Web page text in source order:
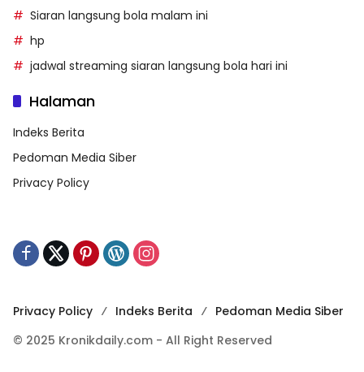
Siaran langsung bola malam ini
hp
jadwal streaming siaran langsung bola hari ini
Halaman
Indeks Berita
Pedoman Media Siber
Privacy Policy
Privacy Policy Indeks Berita
Pedoman Media Siber
© 2025 Kronikdaily.com - All Right Reserved